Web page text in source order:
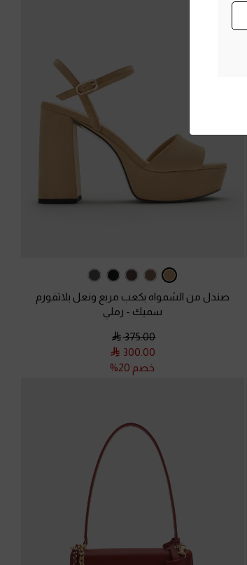
صندل من الشمواه بكعب مربع ونعل بلاتفورم
سميك - رملي
375.00
300.00
خصم 20%